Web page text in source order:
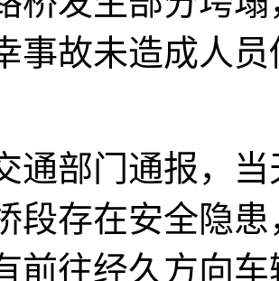
事故未造成人
通部门通报，
段存在安全隐
前往经久方向